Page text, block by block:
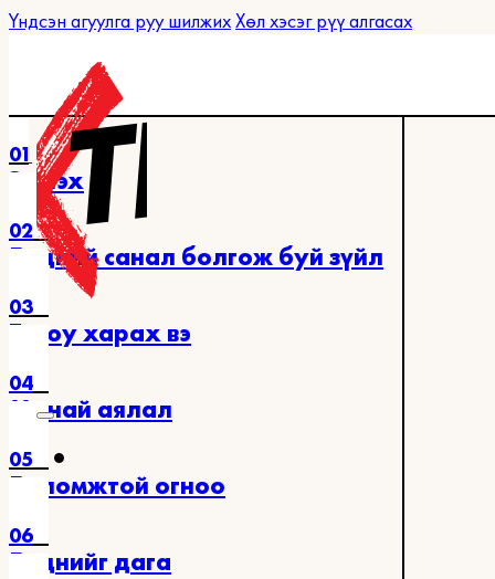
Үндсэн агуулга руу шилжихХөл хэсэг рүү алгасах
01
Эхлэх
02
Бидний санал болгож буй зүйл
03
Та юу харах вэ
04
Манай аялал
05
Боломжтой огноо
06
Биднийг дага